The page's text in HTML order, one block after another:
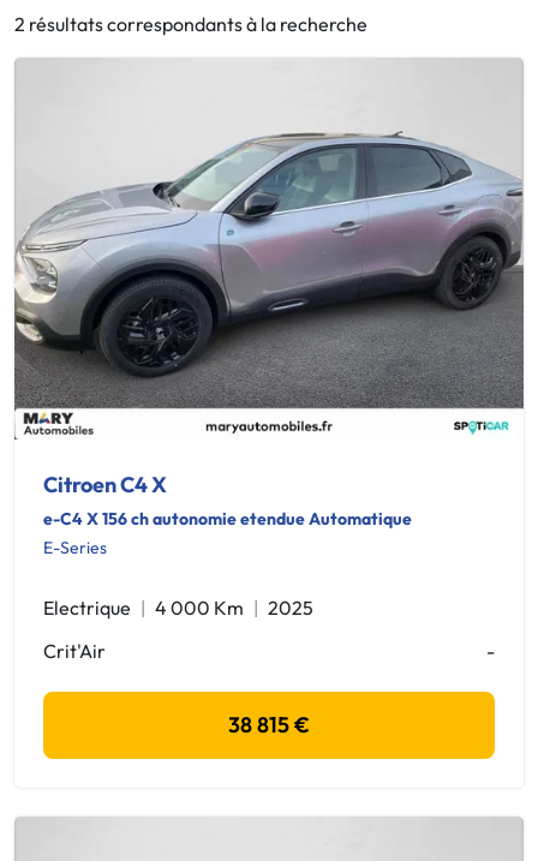
2 résultats correspondants à la recherche
Citroen C4 X
e-C4 X 156 ch autonomie etendue Automatique
E-Series
Electrique 4 000 Km
2025
Crit'Air
-
38 815 €